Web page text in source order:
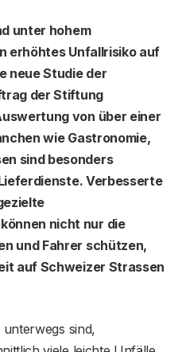
unter hohem
erhöhtes Unfallrisiko auf
neue Studie der
der Stiftung
von über einer
wie Gastronomie,
sind besonders
Verbesserte
nicht nur die
und Fahrer schützen,
auf Schweizer Strassen
sind,